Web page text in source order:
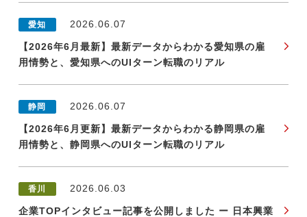
愛知 2026.06.07
【2026年6月最新】最新データからわかる愛知県の雇
用情勢と、愛知県へのUIターン転職のリアル
静岡 2026.06.07
【2026年6月更新】最新データからわかる静岡県の雇
用情勢と、静岡県へのUIターン転職のリアル
香川 2026.06.03
企業TOPインタビュー記事を公開しました ー 日本興業